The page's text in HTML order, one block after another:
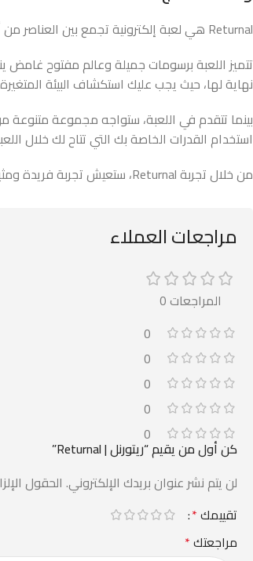
Returnal هي لعبة إلكترونية تجمع بين العناصر من ألعاب التصويب والألعاب ذات العالم المفتوح وألعاب البقاء، وتقدم تجربة فريدة ومثيرة للاعبين.
نهاية لها، حيث يجب عليك استكشاف البيئة
بينما تتقدم في اللعبة، ستواجه مجموعة متنوعة
استخدام القدرات الخاصة بك التي تتاح لك خلال
من خلال تجربة Returnal، ستعيش تجربة فريدة ومثيرة مليئة بالغموض والإثارة والتحديات التي تختبر مهاراتك وتحسن قدراتك اللعبية.
مراجعات العملاء
المراجعات 0
0
0
0
0
0
كن أول من يقيم “ريتورنل | Returnal”
لن يتم نشر عنوان بريدك الإلكتروني.الحقول
تقييمك*
مراجعتك*